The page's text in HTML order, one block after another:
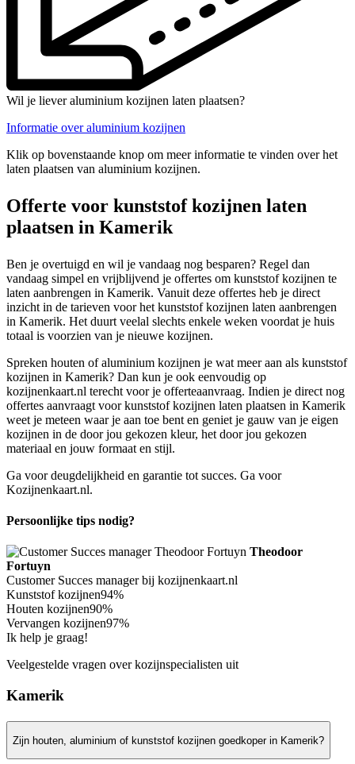
Wil je liever aluminium kozijnen laten plaatsen?
Informatie over aluminium kozijnen
Klik op bovenstaande knop om meer informatie te vinden over het
laten plaatsen van aluminium kozijnen.
Offerte voor kunststof kozijnen laten
plaatsen in Kamerik
Ben je overtuigd en wil je vandaag nog besparen? Regel dan
vandaag simpel en vrijblijvend je offertes om kunststof kozijnen te
laten aanbrengen in Kamerik. Vanuit deze offertes heb je direct
inzicht in de tarieven voor het kunststof kozijnen laten aanbrengen
in Kamerik. Het duurt veelal slechts enkele weken voordat je huis
totaal is voorzien van je nieuwe kozijnen.
Spreken houten of aluminium kozijnen je wat meer aan als kunststof
kozijnen in Kamerik? Dan kun je ook eenvoudig op
kozijnenkaart.nl terecht voor je offerteaanvraag. Indien je direct nog
offertes aanvraagt voor kunststof kozijnen laten plaatsen in Kamerik
weet je meteen waar je aan toe bent en geniet je gauw van je eigen
kozijnen in de door jou gekozen kleur, het door jou gekozen
materiaal en jouw formaat en stijl.
Ga voor deugdelijkheid en garantie tot succes. Ga voor
Kozijnenkaart.nl.
Persoonlijke tips nodig?
Theodoor
Fortuyn
Customer Succes manager bij kozijnenkaart.nl
Kunststof kozijnen94%
Houten kozijnen90%
Vervangen kozijnen97%
Ik help je graag!
Veelgestelde vragen over kozijnspecialisten uit
Kamerik
Zijn houten, aluminium of kunststof kozijnen goedkoper in Kamerik?